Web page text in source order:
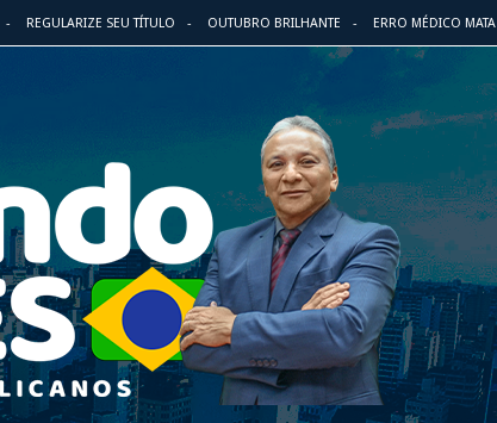
REGULARIZE SEU TÍTULO OUTUBRO BRILHANTE ERRO MÉDICO MATA